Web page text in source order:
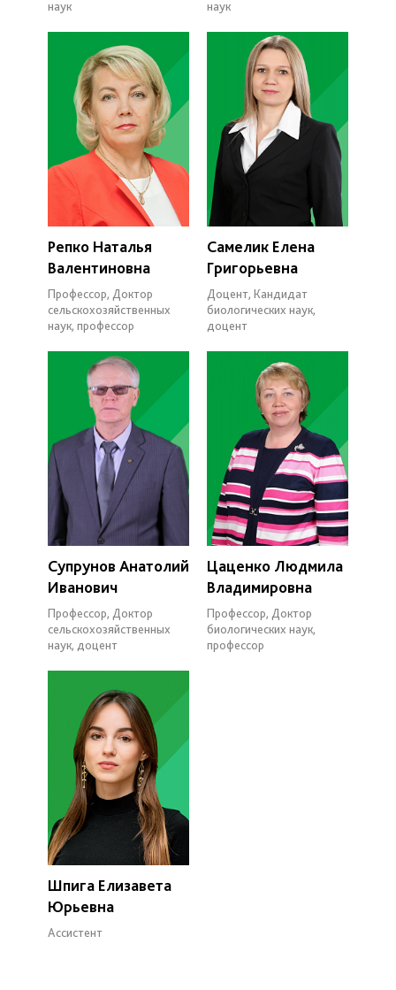
наук наук
Репко Наталья
Валентиновна
Профессор, Доктор
сельскохозяйственных
наук, профессор
Самелик Елена
Григорьевна
Доцент, Кандидат
биологических наук,
доцент
Супрунов Анатолий
Иванович
Профессор, Доктор
сельскохозяйственных
наук, доцент
Цаценко Людмила
Владимировна
Профессор, Доктор
биологических наук,
профессор
Шпига Елизавета
Юрьевна
Ассистент